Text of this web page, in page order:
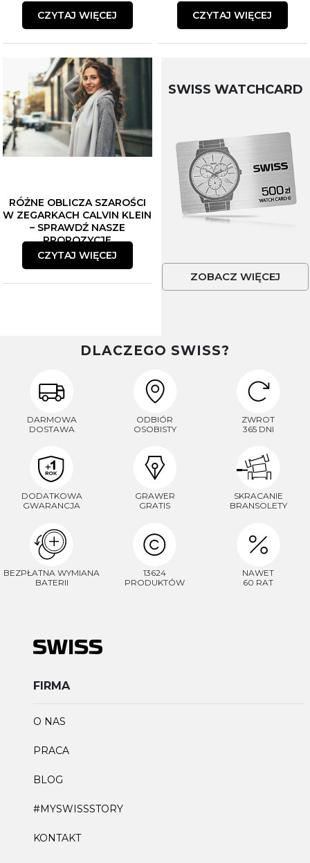
CZYTAJ WIĘCEJ CZYTAJ WIĘCEJ
RÓŻNE OBLICZA SZAROŚCI
W ZEGARKACH CALVIN KLEIN
– SPRAWDŹ NASZE
PROPOZYCJE
CZYTAJ WIĘCEJ
SWISS WATCHCARD
ZOBACZ WIĘCEJ
DLACZEGO SWISS?
DARMOWA
DOSTAWA
ODBIÓR
OSOBISTY
ZWROT
365 DNI
DODATKOWA
GWARANCJA
GRAWER
GRATIS
SKRACANIE
BRANSOLETY
BEZPŁATNA WYMIANA
BATERII
13624
PRODUKTÓW
NAWET
60 RAT
FIRMA
O NAS
PRACA
BLOG
#MYSWISSSTORY
KONTAKT